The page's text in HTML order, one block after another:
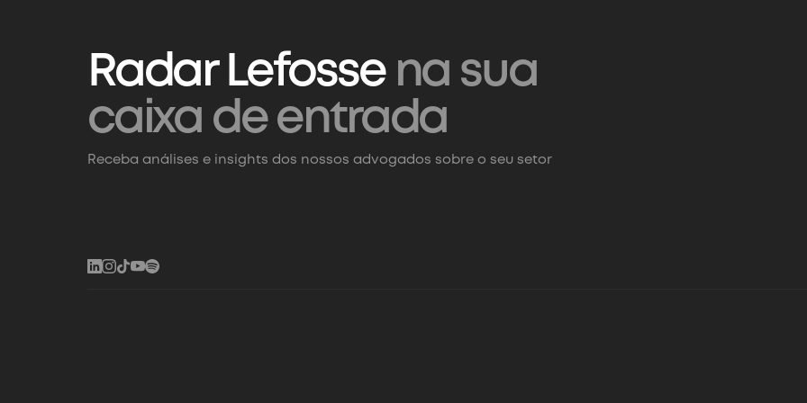
Radar Lefossena sua
caixa de entrada
Receba análises e insights dos nossos advogados sobre o seu setor